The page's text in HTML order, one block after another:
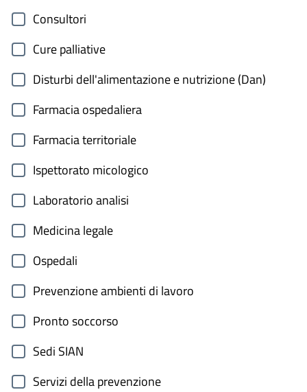
Consultori
Cure palliative
Disturbi dell'alimentazione e nutrizione (Dan)
Farmacia ospedaliera
Farmacia territoriale
Ispettorato micologico
Laboratorio analisi
Medicina legale
Ospedali
Prevenzione ambienti di lavoro
Pronto soccorso
Sedi SIAN
Servizi della prevenzione